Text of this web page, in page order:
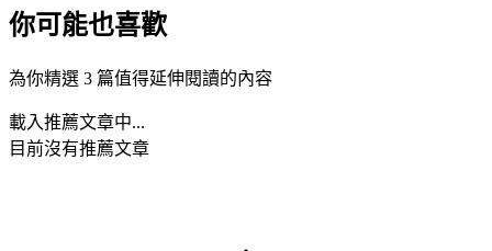
你可能也喜歡
為你精選 3 篇值得延伸閱讀的內容
載入推薦文章中...
目前沒有推薦文章